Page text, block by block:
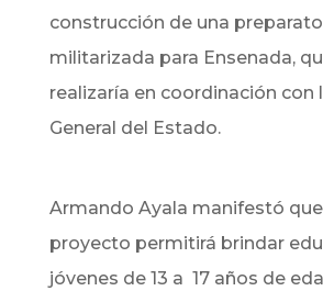
construcción de una
militarizada para Ensenada,
realizaría en coordinación con
General del Estado.
Armando Ayala manifestó
proyecto permitirá brindar
jóvenes de 13 a 17 años de